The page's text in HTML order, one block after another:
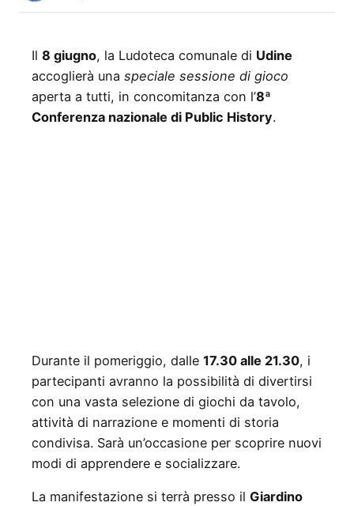
Il 8 giugno, la Ludoteca comunale di Udine
accoglierà una speciale sessione di gioco
aperta a tutti, in concomitanza con l’8ª
Conferenza nazionale di Public History.
Durante il pomeriggio, dalle 17.30 alle 21.30, i
partecipanti avranno la possibilità di divertirsi
con una vasta selezione di giochi da tavolo,
attività di narrazione e momenti di storia
condivisa. Sarà un’occasione per scoprire nuovi
modi di apprendere e socializzare.
La manifestazione si terrà presso il Giardino